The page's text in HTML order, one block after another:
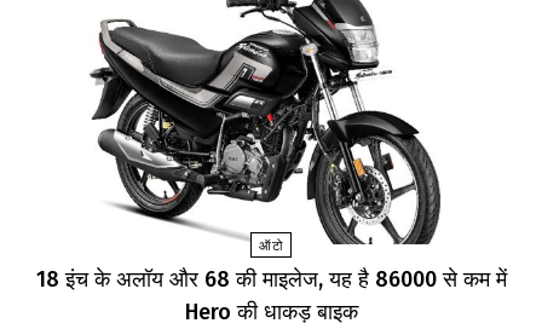
ऑटो
18 इंच के अलॉय और 68 की माइलेज, यह है 86000 से कम में
Hero की धाकड़ बाइक